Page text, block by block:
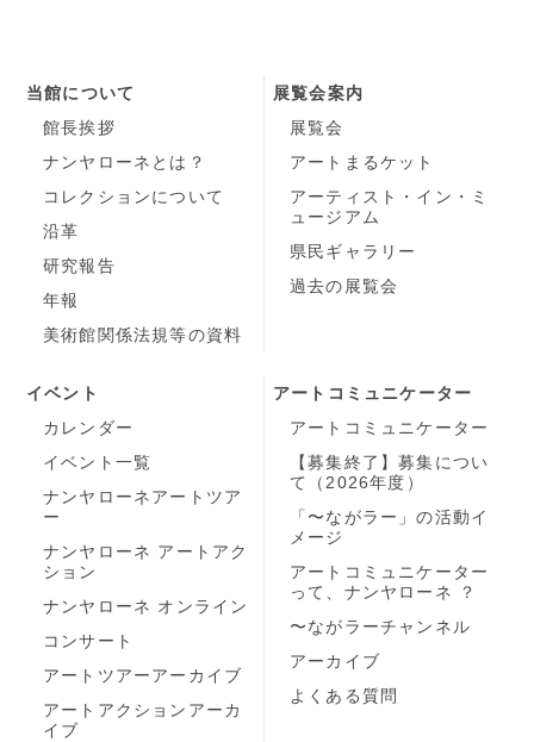
当館について
館長挨拶
ナンヤローネとは？
コレクションについて
沿革
研究報告
年報
美術館関係法規等の資料
展覧会案内
展覧会
アートまるケット
アーティスト・イン・ミ
ュージアム
県民ギャラリー
過去の展覧会
イベント
カレンダー
イベント一覧
ナンヤローネアートツア
ー
ナンヤローネ アートアク
ション
ナンヤローネ オンライン
コンサート
アートツアーアーカイブ
アートアクションアーカ
イブ
アートコミュニケーター
アートコミュニケーター
【募集終了】募集につい
て（2026年度）
「〜ながラー」の活動イ
メージ
アートコミュニケーター
って、ナンヤローネ ？
〜ながラーチャンネル
アーカイブ
よくある質問